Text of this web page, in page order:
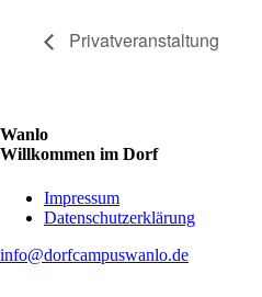
Privatveranstaltung
Wanlo
Willkommen im Dorf
Skip
Impressum
Datenschutzerklärung
info@dorfcampuswanlo.de